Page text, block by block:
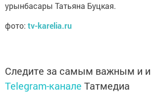
урынбасары Татьяна Буцкая.
фото: tv-karelia.ru
Следите за самым важным и
Telegram-канале Татмедиа